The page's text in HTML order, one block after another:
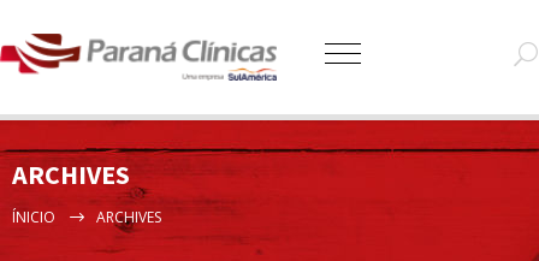
ARCHIVES
ÍNICIO ARCHIVES